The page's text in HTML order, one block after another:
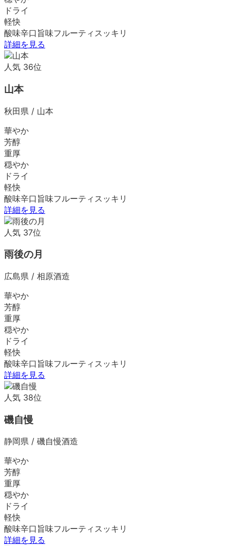
ドライ
軽快
酸味辛口 旨味フルーティ スッキリ
詳細を見る
人気 36位
山本
秋田県 / 山本
華やか
芳醇
重厚
穏やか
ドライ
軽快
酸味辛口 旨味フルーティ スッキリ
詳細を見る
人気 37位
雨後の月
広島県 / 相原酒造
華やか
芳醇
重厚
穏やか
ドライ
軽快
酸味辛口 旨味フルーティ スッキリ
詳細を見る
人気 38位
磯自慢
静岡県 / 磯自慢酒造
華やか
芳醇
重厚
穏やか
ドライ
軽快
酸味辛口 旨味フルーティ スッキリ
詳細を見る